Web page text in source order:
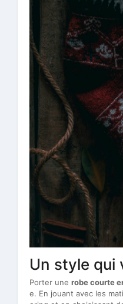
Un style qui
Porter une robe courte
e. En jouant avec les